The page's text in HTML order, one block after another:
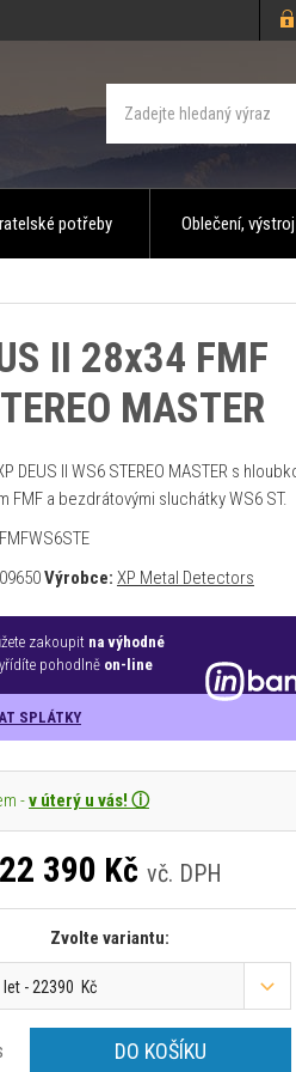
potřeby Oblečení, výstroj
II 28x34 FMF
MASTER
DEUS II WS6 STEREO MASTER s
FMF a bezdrátovými sluchátky WS6 ST.
Výrobce: XP Metal Detectors
zakoupit na výhodné
pohodlně on-line
SPLÁTKY
-v úterý u vás! ⓘ
22 390 Kč vč. DPH
Zvolte variantu:
let - 22390 Kč
DO KOŠÍKU